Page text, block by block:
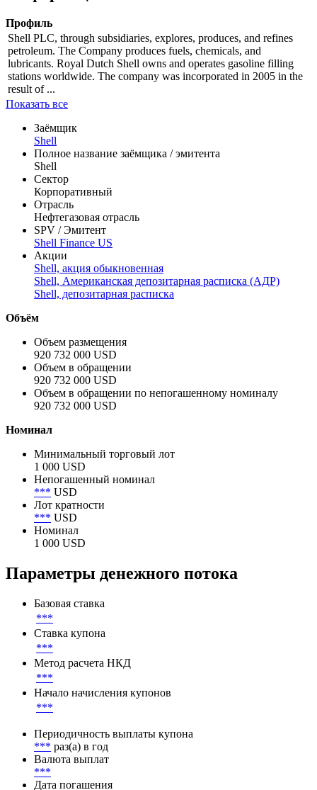
Профиль
Shell PLC, through subsidiaries, explores, produces, and refines
petroleum. The Company produces fuels, chemicals, and
lubricants. Royal Dutch Shell owns and operates gasoline filling
stations worldwide. The company was incorporated in 2005 in the
result of ...
Показать все
Заёмщик
Shell
Полное название заёмщика / эмитента
Shell
Сектор
Корпоративный
Отрасль
Нефтегазовая отрасль
SPV / Эмитент
Shell Finance US
Акции
Shell, акция обыкновенная
Shell, Американская депозитарная расписка (АДР)
Shell, депозитарная расписка
Объём
Объем размещения
920 732 000 USD
Объем в обращении
920 732 000 USD
Объем в обращении по непогашенному номиналу
920 732 000 USD
Номинал
Минимальный торговый лот
1 000 USD
Непогашенный номинал
*** USD
Лот кратности
*** USD
Номинал
1 000 USD
Параметры денежного потока
Базовая ставка
***
Ставка купона
***
Метод расчета НКД
***
Начало начисления купонов
***
Периодичность выплаты купона
*** раз(а) в год
Валюта выплат
***
Дата погашения